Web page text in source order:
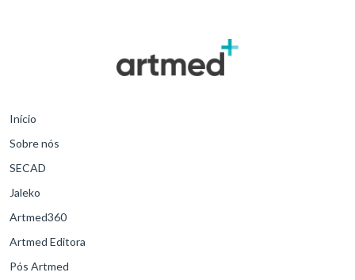
Início
Sobre nós
SECAD
Jaleko
Artmed360
Artmed Editora
Pós Artmed